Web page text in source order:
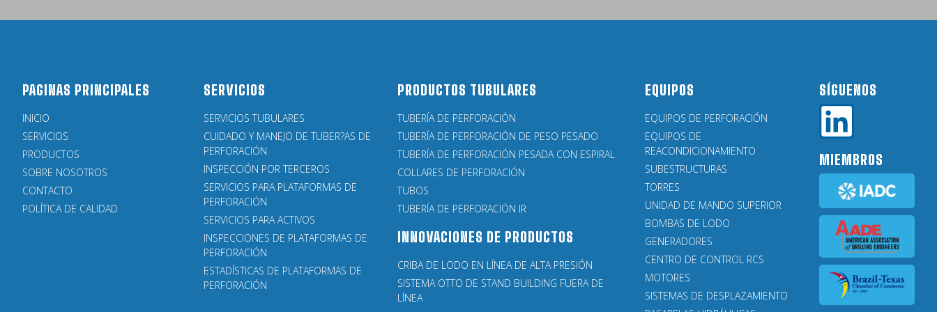
PAGINAS PRINCIPALES
INICIO
SERVICIOS
PRODUCTOS
SOBRE NOSOTROS
CONTACTO
POLÍTICA DE CALIDAD
SERVICIOS
SERVICIOS TUBULARES
CUIDADO Y MANEJO DE TUBER?AS DE
PERFORACIÓN
INSPECCIÓN POR TERCEROS
SERVICIOS PARA PLATAFORMAS DE
PERFORACIÓN
SERVICIOS PARA ACTIVOS
INSPECCIONES DE PLATAFORMAS DE
PERFORACIÓN
ESTADÍSTICAS DE PLATAFORMAS DE
PERFORACIÓN
PRODUCTOS TUBULARES
TUBERÍA DE PERFORACIÓN
TUBERÍA DE PERFORACIÓN DE PESO PESADO
TUBERÍA DE PERFORACIÓN PESADA CON ESPIRAL
COLLARES DE PERFORACIÓN
TUBOS
TUBERÍA DE PERFORACIÓN IR
INNOVACIONES DE PRODUCTOS
CRIBA DE LODO EN LÍNEA DE ALTA PRESIÓN
SISTEMA OTTO DE STAND BUILDING FUERA DE
LÍNEA
EQUIPOS
EQUIPOS DE PERFORACIÓN
EQUIPOS DE
REACONDICIONAMIENTO
SUBESTRUCTURAS
TORRES
UNIDAD DE MANDO SUPERIOR
BOMBAS DE LODO
GENERADORES
CENTRO DE CONTROL RCS
MOTORES
SISTEMAS DE DESPLAZAMIENTO
SÍGUENOS
MIEMBROS